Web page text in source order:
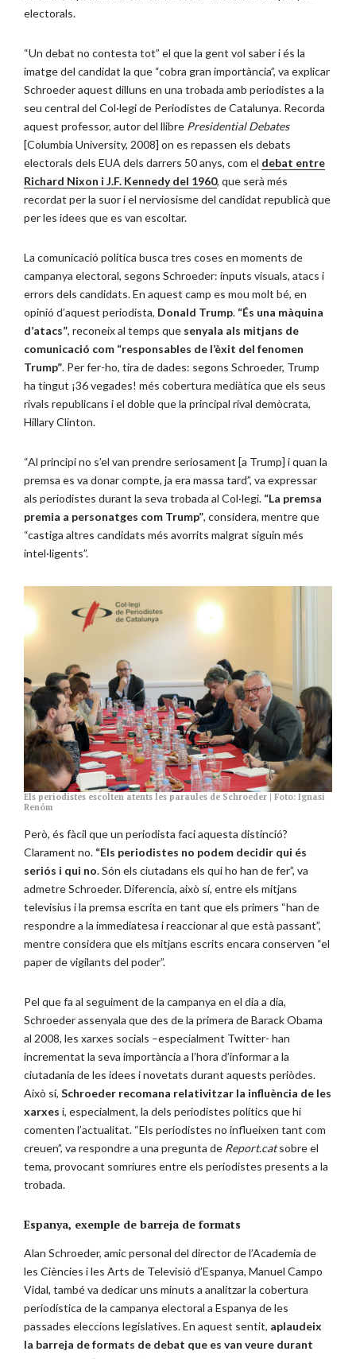
electorals.
“Un debat no contesta tot” el que la gent vol saber i és la
imatge del candidat la que “cobra gran importància”, va explicar
Schroeder aquest dilluns en una trobada amb periodistes a la
seu central del Col·legi de Periodistes de Catalunya. Recorda
aquest professor, autor del llibre Presidential Debates
[Columbia University, 2008] on es repassen els debats
electorals dels EUA dels darrers 50 anys, com el debat entre
Richard Nixon i J.F. Kennedy del 1960, que serà més
recordat per la suor i el nerviosisme del candidat republicà que
per les idees que es van escoltar.
La comunicació política busca tres coses en moments de
campanya electoral, segons Schroeder: inputs visuals, atacs i
errors dels candidats. En aquest camp es mou molt bé, en
opinió d’aquest periodista, Donald Trump. “És una màquina
d’atacs”, reconeix al temps que senyala als mitjans de
comunicació com “responsables de l’èxit del fenomen
Trump”. Per fer-ho, tira de dades: segons Schroeder, Trump
ha tingut ¡36 vegades! més cobertura mediàtica que els seus
rivals republicans i el doble que la principal rival demòcrata,
Hillary Clinton.
“Al principi no s’el van prendre seriosament [a Trump] i quan la
premsa es va donar compte, ja era massa tard”, va expressar
als periodistes durant la seva trobada al Col·legi. “La premsa
premia a personatges com Trump”, considera, mentre que
“castiga altres candidats més avorrits malgrat siguin més
intel·ligents”.
Els periodistes escolten atents les paraules de Schroeder | Foto: Ignasi
Renóm
Però, és fàcil que un periodista faci aquesta distinció?
Clarament no. “Els periodistes no podem decidir qui és
seriós i qui no. Són els ciutadans els qui ho han de fer”, va
admetre Schroeder. Diferencia, això sí, entre els mitjans
televisius i la premsa escrita en tant que els primers “han de
respondre a la immediatesa i reaccionar al que està passant”,
mentre considera que els mitjans escrits encara conserven “el
paper de vigilants del poder”.
Pel que fa al seguiment de la campanya en el dia a dia,
Schroeder assenyala que des de la primera de Barack Obama
al 2008, les xarxes socials –especialment Twitter- han
incrementat la seva importància a l’hora d’informar a la
ciutadania de les idees i novetats durant aquests periòdes.
Això sí, Schroeder recomana relativitzar la influència de les
xarxes i, especialment, la dels periodistes polítics que hi
comenten l’actualitat. “Els periodistes no influeixen tant com
creuen”, va respondre a una pregunta de Report.catsobre el
tema, provocant somriures entre els periodistes presents a la
trobada.
Espanya, exemple de barreja de formats
Alan Schroeder, amic personal del director de l’Academia de
les Ciències i les Arts de Televisió d’Espanya, Manuel Campo
Vidal, també va dedicar uns minuts a analitzar la cobertura
periodística de la campanya electoral a Espanya de les
passades eleccions legislatives. En aquest sentit, aplaudeix
la barreja de formats de debat que es van veure durant